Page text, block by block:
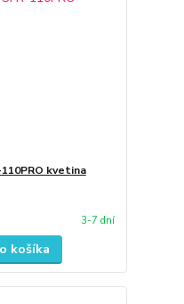
kvetina
3-7 dní
košíka